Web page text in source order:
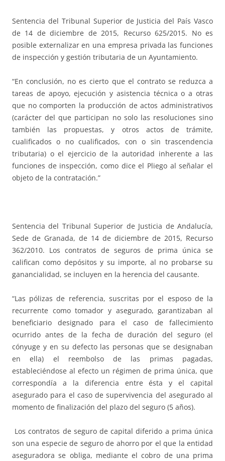
Sentencia del Tribunal Superior de Justicia del País Vasco
de 14 de diciembre de 2015, Recurso 625/2015. No es
posible externalizar en una empresa privada las funciones
de inspección y gestión tributaria de un Ayuntamiento.
“En conclusión, no es cierto que el contrato se reduzca a
tareas de apoyo, ejecución y asistencia técnica o a otras
que no comporten la producción de actos administrativos
(carácter del que participan no solo las resoluciones sino
también las propuestas, y otros actos de trámite,
cualificados o no cualificados, con o sin trascendencia
tributaria) o el ejercicio de la autoridad inherente a las
funciones de inspección, como dice el Pliego al señalar el
objeto de la contratación.”
Sentencia del Tribunal Superior de Justicia de Andalucía,
Sede de Granada, de 14 de diciembre de 2015, Recurso
362/2010. Los contratos de seguros de prima única se
califican como depósitos y su importe, al no probarse su
ganancialidad, se incluyen en la herencia del causante.
“Las pólizas de referencia, suscritas por el esposo de la
recurrente como tomador y asegurado, garantizaban al
beneficiario designado para el caso de fallecimiento
ocurrido antes de la fecha de duración del seguro (el
cónyuge y en su defecto las personas que se designaban
en ella) el reembolso de las primas pagadas,
estableciéndose al efecto un régimen de prima única, que
correspondía a la diferencia entre ésta y el capital
asegurado para el caso de supervivencia del asegurado al
momento de finalización del plazo del seguro (5 años).
Los contratos de seguro de capital diferido a prima única
son una especie de seguro de ahorro por el que la entidad
aseguradora se obliga, mediante el cobro de una prima